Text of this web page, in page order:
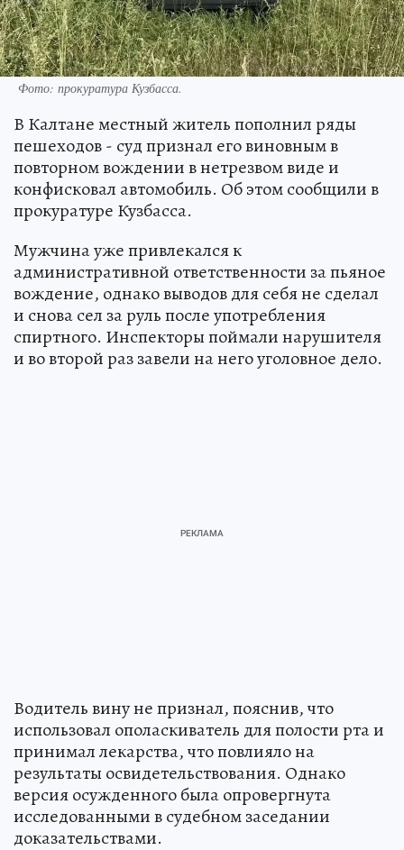
Фото: прокуратура Кузбасса.
В Калтане местный житель пополнил ряды
пешеходов - суд признал его виновным в
повторном вождении в нетрезвом виде и
конфисковал автомобиль. Об этом сообщили в
прокуратуре Кузбасса.
Мужчина уже привлекался к
административной ответственности за пьяное
вождение, однако выводов для себя не сделал
и снова сел за руль после употребления
спиртного. Инспекторы поймали нарушителя
и во второй раз завели на него уголовное дело.
Водитель вину не признал, пояснив, что
использовал ополаскиватель для полости рта и
принимал лекарства, что повлияло на
результаты освидетельствования. Однако
версия осужденного была опровергнута
исследованными в судебном заседании
доказательствами.